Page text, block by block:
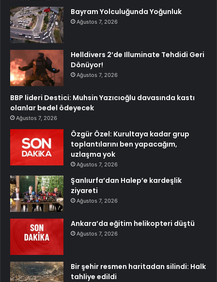
Bayram Yolculuğunda Yoğunluk
Ağustos 7, 2026
Helldivers 2’de Illuminate Tehdidi Geri
Dönüyor!
Ağustos 7, 2026
BBP lideri Destici: Muhsin Yazıcıoğlu davasında kastı
olanlar bedel ödeyecek
Ağustos 7, 2026
Özgür Özel: Kurultaya kadar grup
toplantılarını ben yapacağım,
uzlaşma yok
Ağustos 7, 2026
Şanlıurfa’dan Halep’e kardeşlik
ziyareti
Ağustos 7, 2026
Ankara’da eğitim helikopteri düştü
Ağustos 7, 2026
Bir şehir resmen haritadan silindi: Halk
tahliye edildi